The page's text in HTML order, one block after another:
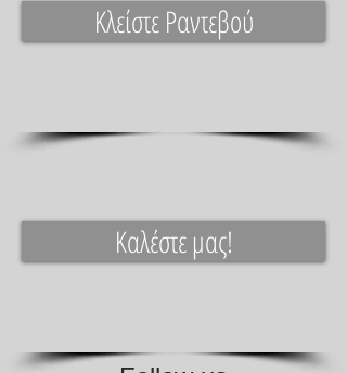
σε λευκό χρώμα, ροζ και μέντας.
Συνδιάζεται με λαμπάδα στολισμένη με
Κλείστε Ραντεβού
Καλέστε μας!